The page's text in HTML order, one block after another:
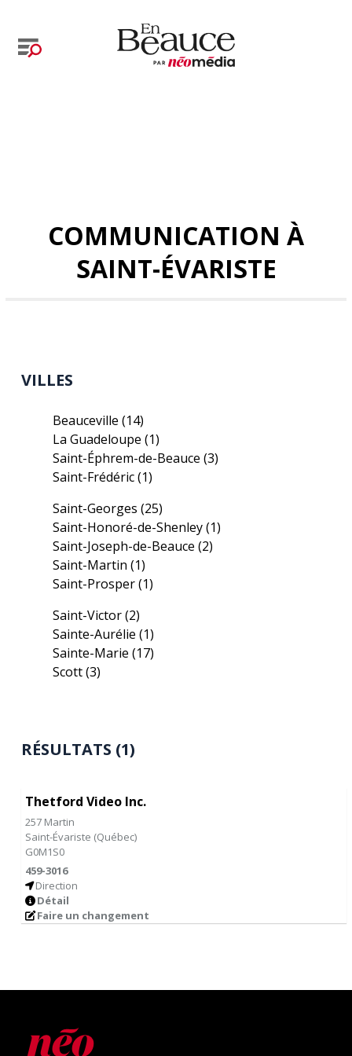
COMMUNICATION À
SAINT-ÉVARISTE
VILLES
Beauceville(14)
La Guadeloupe(1)
Saint-Éphrem-de-Beauce(3)
Saint-Frédéric(1)
Saint-Georges(25)
Saint-Honoré-de-Shenley(1)
Saint-Joseph-de-Beauce(2)
Saint-Martin(1)
Saint-Prosper(1)
Saint-Victor(2)
Sainte-Aurélie(1)
Sainte-Marie(17)
Scott(3)
RÉSULTATS (1)
Thetford Video Inc.
257 Martin
Saint-Évariste (Québec)
G0M1S0
459-3016
Direction
Détail
Faire un changement